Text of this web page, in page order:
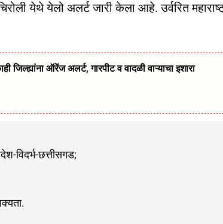
येथे येलो अलर्ट जारी केला आहे. उर्वरित
ऑरेंज अलर्ट, गारपीट व वादळी वाऱ्याचा इशारा
विदर्भ-छत्तीसगड;